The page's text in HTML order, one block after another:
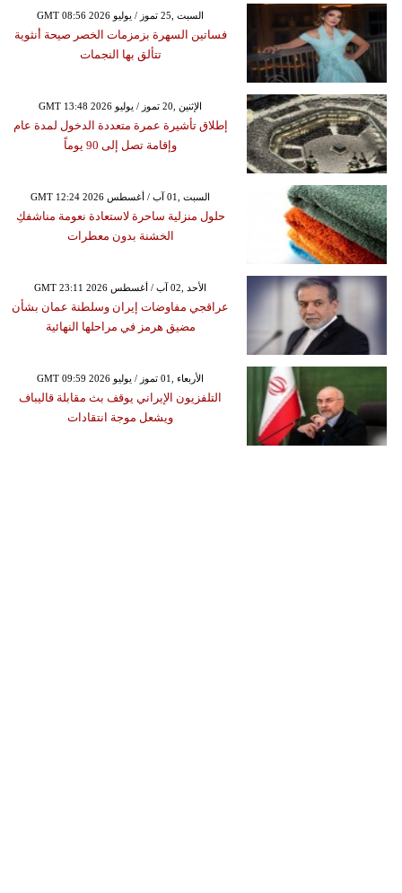
GMT 08:56 2026 السبت ,25 تموز / يوليو
فساتين السهرة بزمزمات الخصر صيحة أنثوية
تتألق بها النجمات
GMT 13:48 2026 الإثنين ,20 تموز / يوليو
إطلاق تأشيرة عمرة متعددة الدخول لمدة عام
وإقامة تصل إلى 90 يوماً
GMT 12:24 2026 السبت ,01 آب / أغسطس
حلول منزلية ساحرة لاستعادة نعومة مناشفكِ
الخشنة بدون معطرات
GMT 23:11 2026 الأحد ,02 آب / أغسطس
عراقجي مفاوضات إيران وسلطنة عمان بشأن
مضيق هرمز في مراحلها النهائية
GMT 09:59 2026 الأربعاء ,01 تموز / يوليو
التلفزيون الإيراني يوقف بث مقابلة قاليباف
ويشعل موجة انتقادات